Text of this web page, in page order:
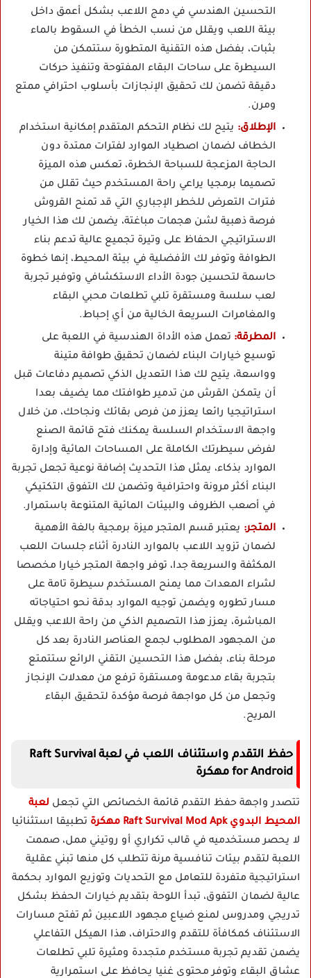
التحسين الهندسي في دمج اللاعب بشكل أعمق داخل
بيئة اللعب ويقلل من نسب الخطأ في السقوط بالماء
بثبات، بفضل هذه التقنية المتطورة ستتمكن من
السيطرة على ساحات البقاء المفتوحة وتنفيذ حركات
دقيقة تضمن لك تحقيق الإنجازات بأسلوب احترافي ممتع
ومرن.
الإطلاق: يتيح لك نظام التحكم المتقدم إمكانية استخدام
الخطاف لضمان اصطياد الموارد لفترات ممتدة دون
الحاجة المزعجة للسباحة الخطرة، تعكس هذه الميزة
تصميما برمجيا يراعي راحة المستخدم حيث تقلل من
فترات التعرض للخطر الإجباري التي قد تمنح القروش
فرصة ذهبية لشن هجمات مباغتة، يضمن لك هذا الخيار
الاستراتيجي الحفاظ على وتيرة تجميع عالية تدعم بناء
الطوافة وتوفر لك الأفضلية في بيئة المحيط، إنها خطوة
حاسمة لتحسين جودة الأداء الاستكشافي وتوفير تجربة
لعب سلسة ومستقرة تلبي تطلعات محبي البقاء
والمغامرات السريعة الخالية من أي إحباط.
المطرقة: تعمل هذه الأداة الهندسية في اللعبة على
توسيع خيارات البناء لضمان تحقيق طوافة متينة
وواسعة، يتيح لك هذا التعديل الذكي تصميم دفاعات قبل
أن يتمكن القرش من تدمير طوافتك مما يضيف بعدا
استراتيجيا رائعا يعزز من فرص بقائك ونجاحك، من خلال
واجهة الاستخدام السلسة يمكنك فتح قائمة الصنع
لفرض سيطرتك الكاملة على المساحات المائية وإدارة
الموارد بذكاء، يمثل هذا التحديث إضافة نوعية تجعل تجربة
البناء أكثر مرونة واحترافية وتضمن لك التفوق التكتيكي
في أصعب الظروف والبيئات المائية المتنوعة باستمرار.
المتجر: يعتبر قسم المتجر ميزة برمجية بالغة الأهمية
لضمان تزويد اللاعب بالموارد النادرة أثناء جلسات اللعب
المكثفة والسريعة جدا، توفر واجهة المتجر خيارا مخصصا
لشراء المعدات مما يمنح المستخدم سيطرة تامة على
مسار تطوره ويضمن توجيه الموارد بدقة نحو احتياجاته
المباشرة، يعزز هذا التصميم الذكي من راحة اللاعب ويقلل
من المجهود المطلوب لجمع العناصر النادرة بعد كل
مرحلة بناء، بفضل هذا التحسين التقني الرائع ستتمتع
بتجربة بقاء مدعومة ومستقرة ترفع من معدلات الإنجاز
وتجعل من كل مواجهة فرصة مؤكدة لتحقيق البقاء
المريح.
حفظ التقدم واستئناف اللعب في لعبة Raft Survival
for Android مهكرة
تتصدر واجهة حفظ التقدم قائمة الخصائص التي تجعل لعبة
المحيط البدوي Raft Survival Mod Apk مهكرة
تطبيقا استثنائيا
لا يحصر مستخدميه في قالب تكراري أو روتيني ممل، صممت
اللعبة لتقدم بيئات تنافسية مرنة تتطلب كل منها تبني عقلية
استراتيجية متفردة للتعامل مع التحديات وتوزيع الموارد بحكمة
عالية لضمان التفوق، تبدأ اللوحة بتقديم خيارات الحفظ بشكل
تدريجي ومدروس لمنع ضياع مجهود اللاعبين ثم تفتح مسارات
الاستئناف كمكافأة للتقدم والاحتراف، هذا الهيكل التفاعلي
يضمن تقديم تجربة مستخدم متجددة ومثيرة تلبي تطلعات
عشاق البقاء وتوفر محتوى غنيا يحافظ على استمرارية